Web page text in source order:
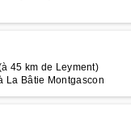
45 km de Leyment)
La Bâtie Montgascon